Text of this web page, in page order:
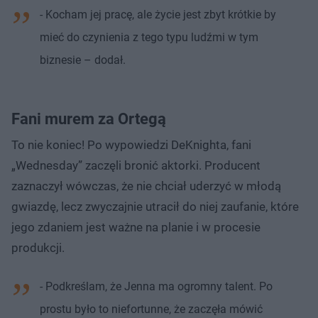
- Kocham jej pracę, ale życie jest zbyt krótkie by
mieć do czynienia z tego typu ludźmi w tym
biznesie – dodał.
Fani murem za Ortegą
To nie koniec! Po wypowiedzi DeKnighta, fani
„Wednesday” zaczęli bronić aktorki. Producent
zaznaczył wówczas, że nie chciał uderzyć w młodą
gwiazdę, lecz zwyczajnie utracił do niej zaufanie, które
jego zdaniem jest ważne na planie i w procesie
produkcji.
- Podkreślam, że Jenna ma ogromny talent. Po
prostu było to niefortunne, że zaczęła mówić